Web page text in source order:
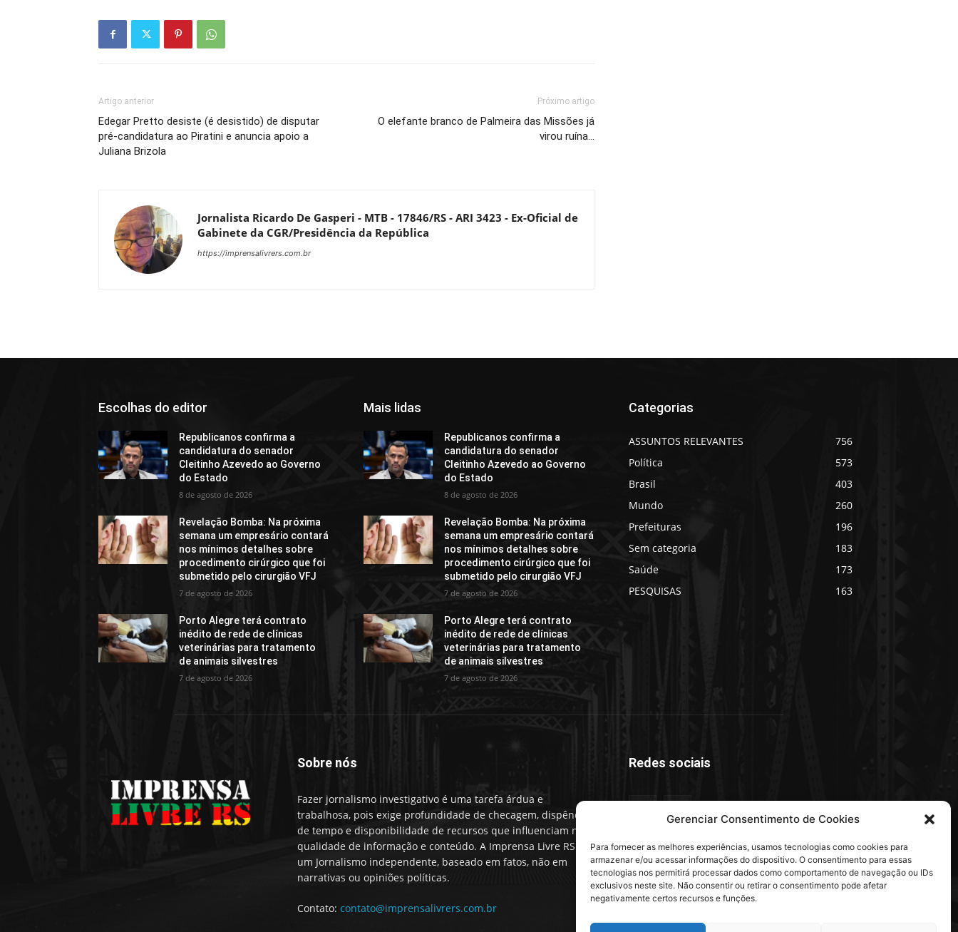
Gerenciar Consentimento de Cookies
Para fornecer as melhores experiências, usamos tecnologias como cookies para
armazenar e/ou acessar informações do dispositivo. O consentimento para essas
tecnologias nos permitirá processar dados como comportamento de navegação ou IDs
exclusivos neste site. Não consentir ou retirar o consentimento pode afetar
negativamente certos recursos e funções.
Artigo anterior
Edegar Pretto desiste (é desistido) de disputar
pré-candidatura ao Piratini e anuncia apoio a
Juliana Brizola
Próximo artigo
O elefante branco de Palmeira das Missões já
virou ruína…
Jornalista Ricardo De Gasperi - MTB - 17846/RS - ARI 3423 - Ex-Oficial de
Gabinete da CGR/Presidência da República
https://imprensalivrers.com.br
Escolhas do editor
Republicanos confirma a
candidatura do senador
Cleitinho Azevedo ao Governo
do Estado
8 de agosto de 2026
Revelação Bomba: Na próxima
semana um empresário contará
nos mínimos detalhes sobre
procedimento cirúrgico que foi
submetido pelo cirurgião VFJ
7 de agosto de 2026
Porto Alegre terá contrato
inédito de rede de clínicas
veterinárias para tratamento
de animais silvestres
7 de agosto de 2026
Mais lidas
Republicanos confirma a
candidatura do senador
Cleitinho Azevedo ao Governo
do Estado
8 de agosto de 2026
Revelação Bomba: Na próxima
semana um empresário contará
nos mínimos detalhes sobre
procedimento cirúrgico que foi
submetido pelo cirurgião VFJ
7 de agosto de 2026
Porto Alegre terá contrato
inédito de rede de clínicas
veterinárias para tratamento
de animais silvestres
7 de agosto de 2026
Categorias
ASSUNTOS RELEVANTES
756
Política
573
Brasil
403
Mundo
260
Prefeituras
196
Sem categoria
183
Saúde
173
PESQUISAS
163
Sobre nós
Fazer jornalismo investigativo é uma tarefa árdua e
trabalhosa, pois exige profundidade de checagem, dispêndio
de tempo e disponibilidade de recursos que influenciam na
qualidade de informação e conteúdo. A Imprensa Livre RS faz
um Jornalismo independente, baseado em fatos, não em
narrativas ou opiniões políticas.
Contato: contato@imprensalivrers.com.br
Redes sociais